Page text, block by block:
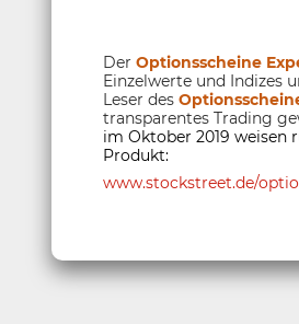
Der Optionsscheine
Einzelwerte und Indizes
Leser des
transparentes Trading
im Oktober 2019 weisen
Produkt:
www.stockstreet.de/